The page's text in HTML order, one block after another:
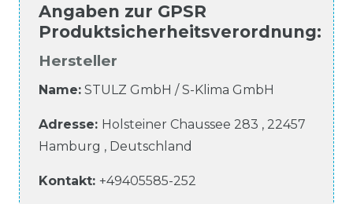
Angaben zur GPSR
Produktsicherheitsverordnung:
Hersteller
Name: STULZ GmbH / S-Klima GmbH
Adresse: Holsteiner Chaussee 283 , 22457
Hamburg , Deutschland
Kontakt: +49405585-252